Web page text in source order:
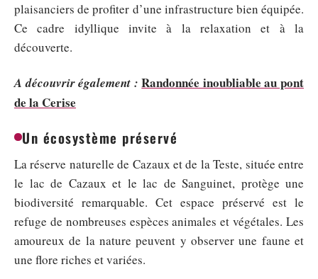
plaisanciers de profiter d’une infrastructure bien équipée.
Ce cadre idyllique invite à la relaxation et à la
découverte.
A découvrir également : Randonnée inoubliable au pont
de la Cerise
Un écosystème préservé
La réserve naturelle de Cazaux et de la Teste, située entre
le lac de Cazaux et le lac de Sanguinet, protège une
biodiversité remarquable. Cet espace préservé est le
refuge de nombreuses espèces animales et végétales. Les
amoureux de la nature peuvent y observer une faune et
une flore riches et variées.